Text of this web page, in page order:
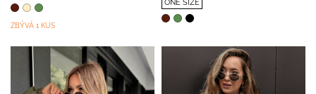
ZBÝVÁ 1 KUS
ONE SIZE